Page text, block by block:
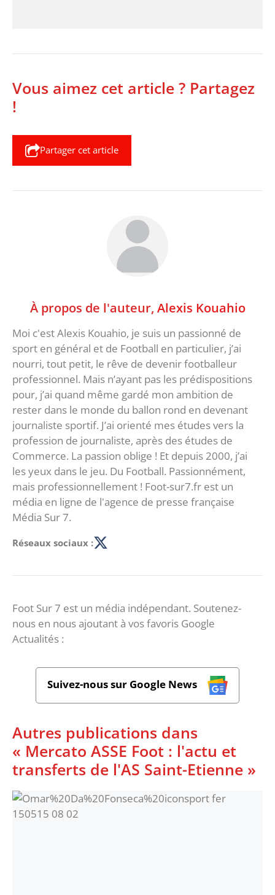
Vous aimez cet article ? Partagez
!
Partager cet article
À propos de l'auteur, Alexis Kouahio
Moi c'est Alexis Kouahio, je suis un passionné de
sport en général et de Football en particulier, j’ai
nourri, tout petit, le rêve de devenir footballeur
professionnel. Mais n’ayant pas les prédispositions
pour, j’ai quand même gardé mon ambition de
rester dans le monde du ballon rond en devenant
journaliste sportif. J’ai orienté mes études vers la
profession de journaliste, après des études de
Commerce. La passion oblige ! Et depuis 2000, j’ai
les yeux dans le jeu. Du Football. Passionnément,
mais professionnellement ! Foot-sur7.fr est un
média en ligne de l'agence de presse française
Média Sur 7.
Réseaux sociaux :
Foot Sur 7 est un média indépendant. Soutenez-
nous en nous ajoutant à vos favoris Google
Actualités :
Suivez-nous sur Google News
Autres publications dans
« Mercato ASSE Foot : l'actu et
transferts de l'AS Saint-Etienne »